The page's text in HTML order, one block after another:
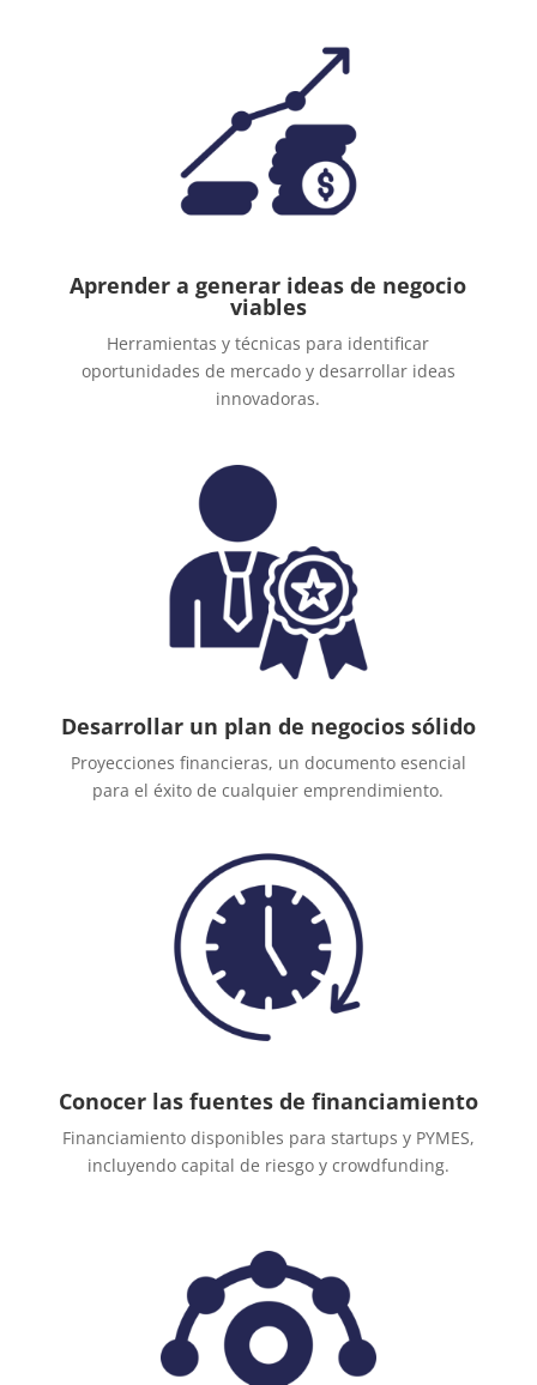
Aprender a generar ideas de negocio
viables
Herramientas y técnicas para identificar
oportunidades de mercado y desarrollar ideas
innovadoras.
Desarrollar un plan de negocios sólido
Proyecciones financieras, un documento esencial
para el éxito de cualquier emprendimiento.
Conocer las fuentes de financiamiento
Financiamiento disponibles para startups y PYMES,
incluyendo capital de riesgo y crowdfunding.